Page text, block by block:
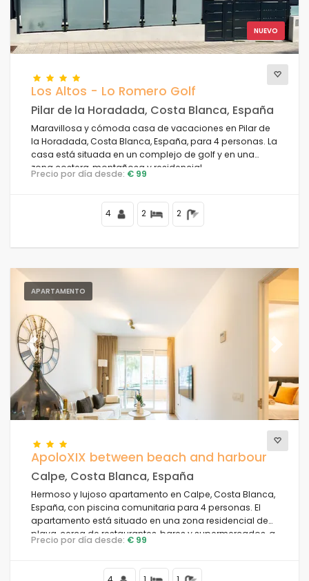
NUEVO
Los Altos - Lo Romero Golf
Pilar de la Horadada, Costa Blanca, España
Maravillosa y cómoda casa de vacaciones en Pilar de
la Horadada, Costa Blanca, España, para 4 personas. La
casa está situada en un complejo de golf y en una
zona costera, montañosa y residencial.
Precio por día desde: € 99
4 2 2
APARTAMENTO
Previous Next
ApoloXIX between beach and harbour
Calpe, Costa Blanca, España
Hermoso y lujoso apartamento en Calpe, Costa Blanca,
España, con piscina comunitaria para 4 personas. El
apartamento está situado en una zona residencial de
playa, cerca de restaurantes, bares y supermercados, a
1 km de la playa de la Fosa y a 0,5 km del Mar
Precio por día desde: € 99